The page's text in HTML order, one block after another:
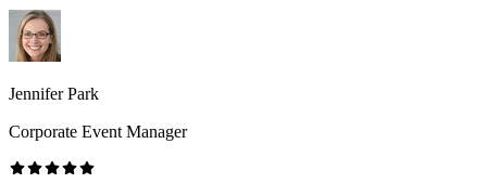
Jennifer Park
Corporate Event Manager